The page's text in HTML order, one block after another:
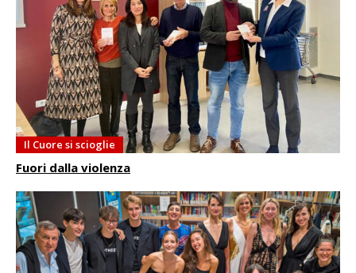
Il Cuore si scioglie
Fuori dalla violenza